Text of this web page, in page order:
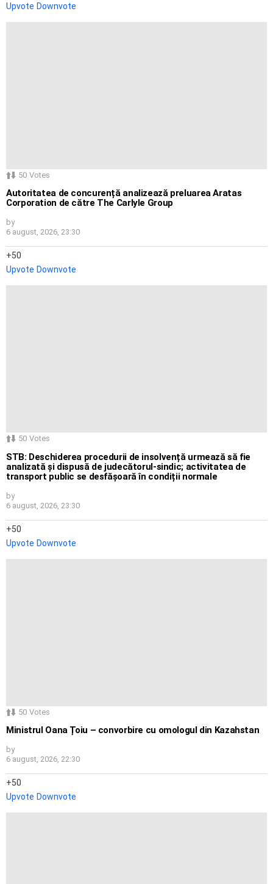
Upvote Downvote
50 Votes
Autoritatea de concurență analizează preluarea Aratas
Corporation de către The Carlyle Group
by
6 august, 2026, 23:30
50
Upvote Downvote
50 Votes
STB: Deschiderea procedurii de insolvență urmează să fie
analizată și dispusă de judecătorul-sindic; activitatea de
transport public se desfășoară în condiții normale
by
6 august, 2026, 23:30
50
Upvote Downvote
50 Votes
Ministrul Oana Țoiu – convorbire cu omologul din Kazahstan
by
6 august, 2026, 22:30
50
Upvote Downvote